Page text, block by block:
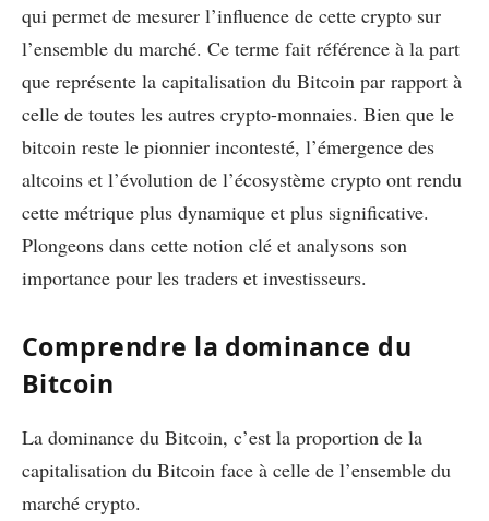
qui permet de mesurer l’influence de cette crypto sur
l’ensemble du marché. Ce terme fait référence à la part
que représente la capitalisation du Bitcoin par rapport à
celle de toutes les autres crypto-monnaies. Bien que le
bitcoin reste le pionnier incontesté, l’émergence des
altcoins et l’évolution de l’écosystème crypto ont rendu
cette métrique plus dynamique et plus significative.
Plongeons dans cette notion clé et analysons son
importance pour les traders et investisseurs.
Comprendre la dominance du
Bitcoin
La dominance du Bitcoin, c’est la proportion de la
capitalisation du Bitcoin face à celle de l’ensemble du
marché crypto.